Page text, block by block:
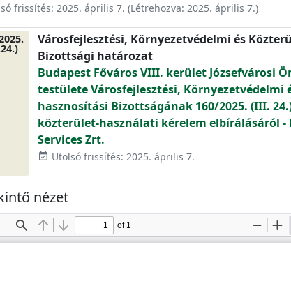
frissítés: 2025. április 7. (Létrehozva: 2025. április 7.)
Városfejlesztési, Környezetvédelmi és
Bizottsági határozat
Budapest Főváros VIII. kerület Józsefvárosi
testülete Városfejlesztési, Környezetvédelmi
hasznosítási Bizottságának 160/2025. (III.
közterület-használati kérelem elbírálásáról -
Services Zrt.
event_available Utolsó frissítés: 2025. április 7.
nézet